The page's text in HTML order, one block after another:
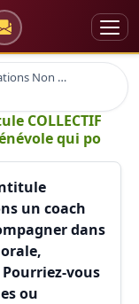
Organisations Non Gouvernementales
COLLECTIF
qui po
un coach
dans
vous
ou